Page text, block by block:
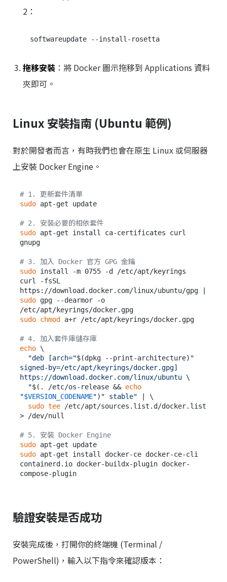
2：
拖移安裝 ：將 Docker 圖示拖移到 Applications 資料
夾即可。
Linux 安裝指南 (Ubuntu 範例)
對於開發者而言，有時我們也會在原生 Linux 或伺服器
上安裝 Docker Engine。
# 1. 更新套件清單
sudo apt-get update
# 2. 安裝必要的相依套件
sudo apt-get install ca-certificates curl
gnupg
# 3. 加入 Docker 官方 GPG 金鑰
sudo install -m 0755 -d /etc/apt/keyrings
curl -fsSL
sudo gpg --dearmor -o
sudo chmod a+r /etc/apt/keyrings/docker.gpg
# 4. 加入套件庫儲存庫
echo \
"deb [arch="$(dpkg --print-architecture) "
signed-by=/etc/apt/keyrings/docker.gpg]
https://download.docker.com/linux/ubuntu \
  "
$(. /etc/os-release && echo
"$VERSION_CODENAME") " stable" | \
sudo tee /etc/apt/sources.list.d/docker.list
> /dev/null
# 5. 安裝 Docker Engine
sudo
sudo apt-get install docker-ce docker-ce-cli
containerd.io docker-buildx-plugin docker-
驗證安裝是否成功
安裝完成後，打開你的終端機 (Terminal /
PowerShell)，輸入以下指令來確認版本：